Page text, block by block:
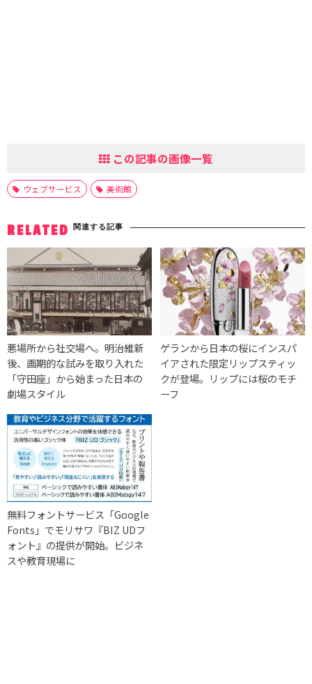
この記事の画像一覧
ウェブサービス 美術館
RELATED 関連する記事
悪場所から社交場へ。明治維新
後、画期的な試みを取り入れた
「守田座」から始まった日本の
劇場スタイル
ゲランから日本の桜にインスパ
イアされた限定リップスティッ
クが登場。リップには桜のモチ
ーフ
無料フォントサービス「Google
Fonts」でモリサワ『BIZ UDフ
ォント』の提供が開始。ビジネ
スや教育現場に